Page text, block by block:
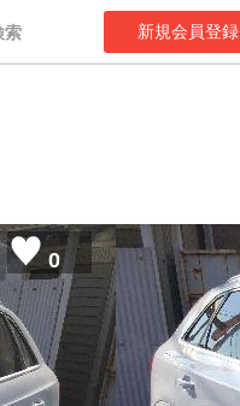
索 新規会員登録
0